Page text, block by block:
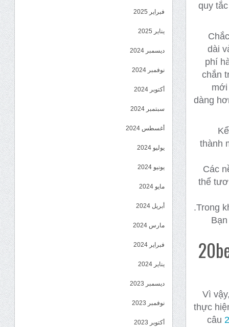
quy
dài
phí
chắn
mới
dàng
thành
Các
thể
Trong
Vì
thực
câu
فبراير 2025
يناير 2025
ديسمبر 2024
نوفمبر 2024
أكتوبر 2024
سبتمبر 2024
أغسطس 2024
يوليو 2024
يونيو 2024
مايو 2024
أبريل 2024
مارس 2024
فبراير 2024
يناير 2024
ديسمبر 2023
نوفمبر 2023
أكتوبر 2023